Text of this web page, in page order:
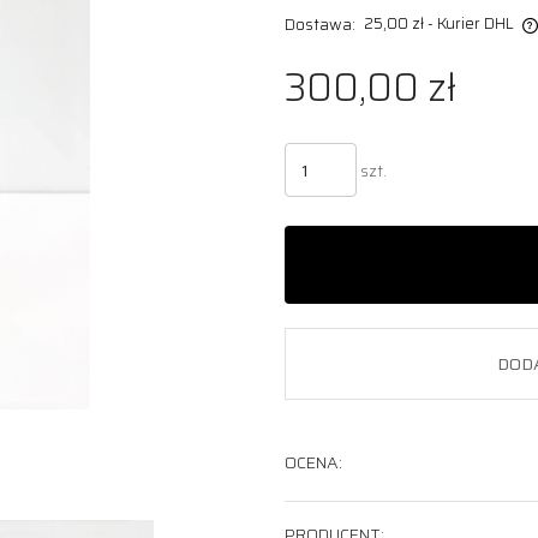
Dostawa: 25,00 zł- Kurier DHL
Cena nie zawiera ewentualnych
kosztów płatności
300,00 zł
szt.
OCENA: